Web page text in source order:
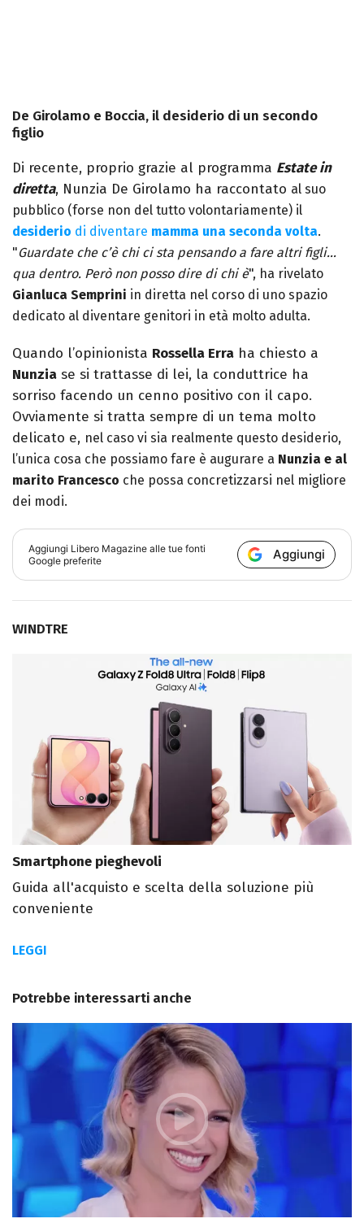
De Girolamo e Boccia, il desiderio di un secondo
figlio
Di recente, proprio grazie al programma Estate in
diretta, Nunzia De Girolamo ha raccontato al suo
pubblico (forse non del tutto volontariamente) il
desiderio di diventare mamma una seconda volta.
"Guardate che c’è chi ci sta pensando a fare altri figli…
qua dentro. Però non posso dire di chi è", ha rivelato
Gianluca Semprini in diretta nel corso di uno spazio
dedicato al diventare genitori in età molto adulta.
Quando l’opinionista Rossella Erra ha chiesto a
Nunzia se si trattasse di lei, la conduttrice ha
sorriso facendo un cenno positivo con il capo.
Ovviamente si tratta sempre di un tema molto
delicato e, nel caso vi sia realmente questo desiderio,
l’unica cosa che possiamo fare è augurare a Nunzia e al
marito Francesco che possa concretizzarsi nel migliore
dei modi.
Aggiungi Libero Magazine alle tue fonti
Google preferite
Aggiungi
WINDTRE
Smartphone pieghevoli
Guida all'acquisto e scelta della soluzione più
conveniente
LEGGI
Potrebbe interessarti anche